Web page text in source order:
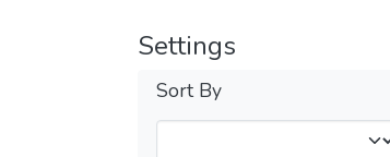
Settings
Sort By